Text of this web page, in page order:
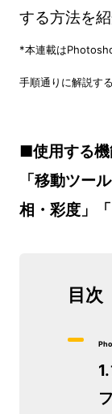
する方法を紹
*本連載は
手順通りに解説す
■使用する機
「移動ツー
相・彩度」
目次